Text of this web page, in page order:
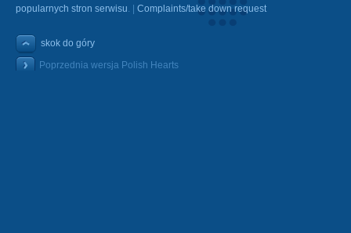
popularnych stron serwisu. | Complaints/take down request
skok do góry
Poprzednia wersja Polish Hearts